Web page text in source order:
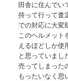
田舎に住んでい
持って行って査
での対応に大変
このヘルメット
えるほどしか使
と思っていまし
売ってしまった
もったいなく思